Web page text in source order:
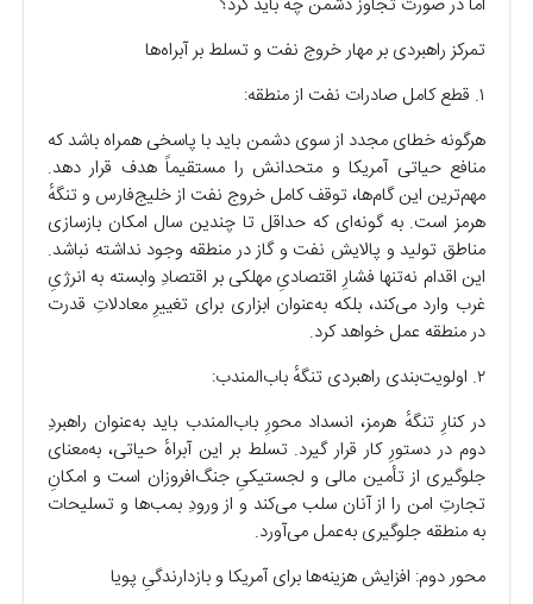
تمرکز راهبردی بر مهار خروج نفت و تسلط بر آبراه‌ها
۱. قطع کامل صادرات نفت از منطقه:
هرگونه خطای مجدد از سوی دشمن باید با پاسخی همراه باشد که
منافع حیاتی آمریکا و متحدانش را مستقیماً هدف قرار دهد.
مهم‌ترین این گام‌ها، توقف کامل خروج نفت از خلیج‌فارس و تنگهٔ
هرمز است. به گونه‌ای که حداقل تا چندین سال امکان بازسازی
مناطق تولید و پالایش نفت و گاز در منطقه وجود نداشته نباشد.
این اقدام نه‌تنها فشارِ اقتصادیِ مهلکی بر اقتصادِ وابسته به انرژیِ
غرب وارد می‌کند، بلکه به‌عنوان ابزاری برای تغییرِ معادلاتِ قدرت
در منطقه عمل خواهد کرد.
۲. اولویت‌بندی راهبردی تنگهٔ باب‌المندب:
در کنارِ تنگهٔ هرمز، انسداد محورِ باب‌المندب باید به‌عنوان راهبردِ
دوم در دستورِ کار قرار گیرد. تسلط بر این آبراهٔ حیاتی، به‌معنای
جلوگیری از تأمین مالی و لجستیکیِ جنگ‌افروزان است و امکانِ
تجارتِ امن را از آنان سلب می‌کند و از ورودِ بمب‌ها و تسلیحات
به منطقه جلوگیری به‌عمل می‌آورد.
محور دوم: افزایش هزینه‌ها برای آمریکا و بازدارندگیِ پویا